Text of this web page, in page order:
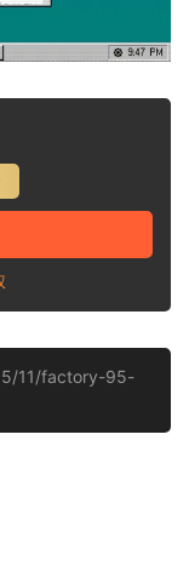
11/factory-95-